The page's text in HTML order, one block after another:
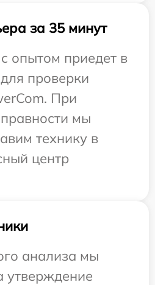
за 35 минут
опытом приедет в
проверки
При
мы
технику в
центр
анализа мы
утверждение